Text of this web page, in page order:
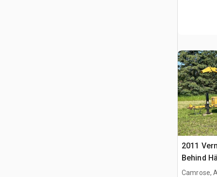
2011
Behind
Camrose,